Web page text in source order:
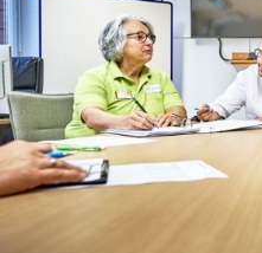
Sozialdienste & Zuweisende
Suche
Leichte Sprache